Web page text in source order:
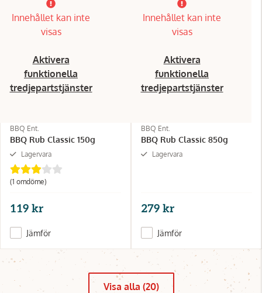
Innehållet kan inte
visas
Aktivera
funktionella
tredjepartstjänster
BBQ Ent.
BBQ Rub Classic 150g
Lagervara
(1 omdöme)
119 kr
Jämför
Innehållet kan inte
visas
Aktivera
funktionella
tredjepartstjänster
BBQ Ent.
BBQ Rub Classic 850g
Lagervara
279 kr
Jämför
Visa alla (20)